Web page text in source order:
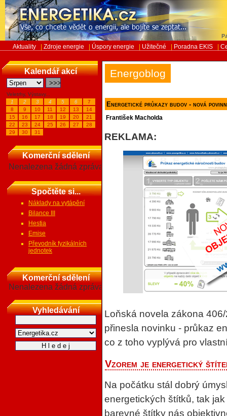
Aktuality Zdroje energie Úspory energie Užitečné Poradna EKIS
Kalendář akcí
Veletrhy, Výstavy...
1
2 3 4 5 6
7
8
9 10 11 12 13
14
15
16 17 18 19 20
21
22
23 24 25 26 27
28
29
30 31
Komerční sdělení
Nenalezena žádná zpráva
Spočtěte si...
Náklady na vytápění
Bilance III
Hestia
Emise
Převodník fyzikálních
jednotek
Komerční sdělení
Nenalezena žádná zpráva
Vyhledávání
Energoblog
Energetické průkazy budov - nová
František Macholda
REKLAMA:
Loňská novela zákona
přinesla novinku - průkaz
co z toho vyplývá pro
Vzorem je energetický
Na počátku stál dobrý
energetických štítků, tak
barevné štítky nás